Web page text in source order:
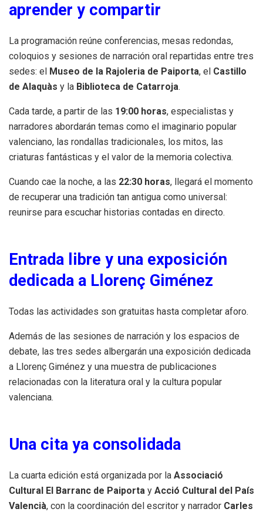
aprender y compartir
La programación reúne conferencias, mesas redondas,
coloquios y sesiones de narración oral repartidas entre tres
sedes: el Museo de la Rajoleria de Paiporta, el Castillo
de Alaquàs y la Biblioteca de Catarroja.
Cada tarde, a partir de las 19:00 horas, especialistas y
narradores abordarán temas como el imaginario popular
valenciano, las rondallas tradicionales, los mitos, las
criaturas fantásticas y el valor de la memoria colectiva.
Cuando cae la noche, a las 22:30 horas, llegará el momento
de recuperar una tradición tan antigua como universal:
reunirse para escuchar historias contadas en directo.
Entrada libre y una exposición
dedicada a Llorenç Giménez
Todas las actividades son gratuitas hasta completar aforo.
Además de las sesiones de narración y los espacios de
debate, las tres sedes albergarán una exposición dedicada
a Llorenç Giménez y una muestra de publicaciones
relacionadas con la literatura oral y la cultura popular
valenciana.
Una cita ya consolidada
La cuarta edición está organizada por la Associació
Cultural El Barranc de Paiporta y Acció Cultural del País
Valencià, con la coordinación del escritor y narrador Carles